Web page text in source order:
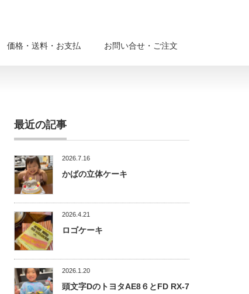
価格・送料・お支払 お問い合せ・ご注文
最近の記事
2026.7.16
かばの立体ケーキ
2026.4.21
ロゴケーキ
2026.1.20
頭文字DのトヨタAE8６とFD RX-7